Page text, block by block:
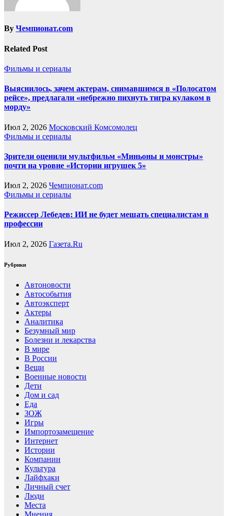
By Чемпионат.com
Related Post
Фильмы и сериалы
Выяснилось, зачем актерам, снимавшимся в «Полосатом
рейсе», предлагали «небрежно пихнуть тигра кулаком в
морду»
Июл 2, 2026 Московский Комсомолец
Фильмы и сериалы
Зрители оценили мультфильм «Миньоны и монстры»
почти на уровне «Истории игрушек 5»
Июл 2, 2026 Чемпионат.com
Фильмы и сериалы
Режиссер Лебедев: ИИ не будет мешать специалистам в
профессии
Июл 2, 2026 Газета.Ru
Рубрики
Автоновости
Автособытия
Автоэксперт
Актеры
Аналитика
Безумный мир
Болезни и лекарства
В мире
В России
Вещи
Военные новости
Дети
Дом и сад
Еда
ЗОЖ
Игры
Импортозамещение
Интернет
Истории
Компании
Культура
Лайфхаки
Личный счет
Люди
Места
Мнения